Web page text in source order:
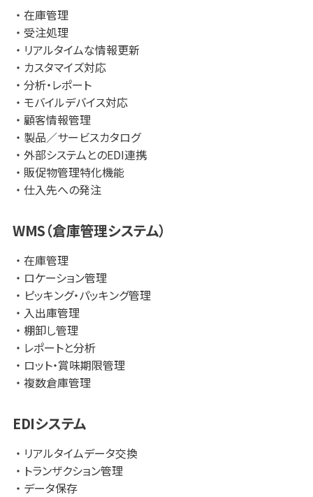
③販促物・備品・サンプル管理における豊富な実績
自社商品の取引先との受発注業務はもちろん、特にTS-
BASE 受発注をご利用のお客様から高い評価をいただいてい
るのが「自社販促物・備品・サンプル品の管理」
TS-BASE 受発注では、多品種小ロットの煩雑な管理になり
やすく、バーコードなどで管理することも難しいこれらの取扱
品を管理するための機能を豊富にご提供しています。
営業企画・営業事務、総務といったバックオフィス業務のご担
当者さまから幅広い支持をいただいています。
“SaaSでありながら利用者に寄り添うシステム提案”
とする受発注システムです。
・なかなか自社に合ったシステムが見つからない
・利用者のリテラシーが低く、導入が難しそう
・業務フローに柔軟に対応してくれる企業を探している
このような場合は、ぜひお問合せください。
【導入実績】
（医薬品、家電、機械部品、食品、建築資材、建築、出版、オフィ
・カーディーラー
・印刷、ディスプレイ関連業
・通信
在庫管理
受注処理
リアルタイムな情報更新
カスタマイズ対応
分析・レポート
モバイルデバイス対応
顧客情報管理
製品／サービスカタログ
外部システムとのEDI連携
販促物管理特化機能
仕入先への発注
WMS（倉庫管理システム）
在庫管理
ロケーション管理
ピッキング・パッキング管理
入出庫管理
棚卸し管理
レポートと分析
ロット・賞味期限管理
複数倉庫管理
EDIシステム
リアルタイムデータ交換
トランザクション管理
データ保存